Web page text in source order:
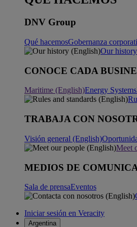
DNV Group
Qué hacemosGobernanza
Our
CONOCE CADA
Maritime (English)Energy Systems
TRABAJA CON
Visión general (English)
Meet
MEDIOS DE
Sala de prensaEventos
Iniciar sesión en Veracity
Argentina